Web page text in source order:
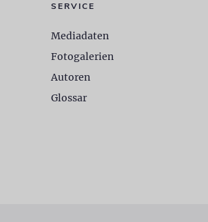
SERVICE
Mediadaten
Fotogalerien
Autoren
Glossar